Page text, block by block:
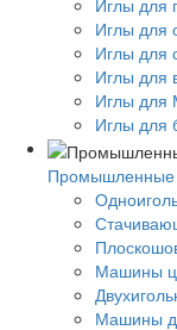
Иглы для
Иглы для
Иглы для
Иглы для
Иглы для
Иглы для
Машины
Машины